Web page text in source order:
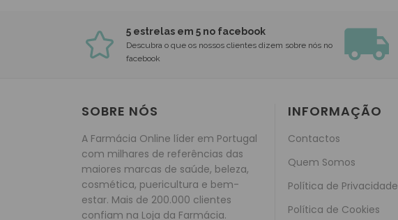
5 estrelas em 5 no facebook
Descubra o que os nossos clientes dizem sobre nós no
facebook
SOBRE NÓS
A Farmácia Online líder em Portugal
com milhares de referências das
maiores marcas de saúde, beleza,
cosmética, puericultura e bem-
estar. Mais de 200.000 clientes
confiam na Loja da Farmácia.
INFORMAÇÃO
Contactos
Quem Somos
Política de Privacidade
Política de Cookies